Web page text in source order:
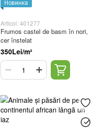
Новинка
Articol: 401277
Frumos castel de basm în nori,
cer înstelat
350Lei/m²